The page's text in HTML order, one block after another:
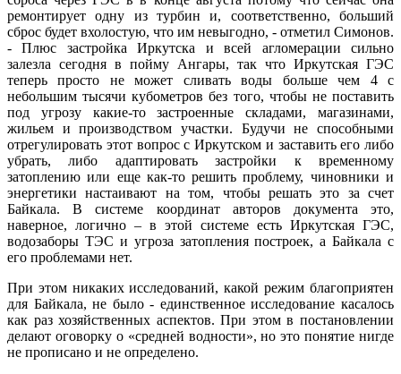
ремонтирует одну из турбин и, соответственно, больший
сброс будет вхолостую, что им невыгодно, - отметил Симонов.
- Плюс застройка Иркутска и всей агломерации сильно
залезла сегодня в пойму Ангары, так что Иркутская ГЭС
теперь просто не может сливать воды больше чем 4 с
небольшим тысячи кубометров без того, чтобы не поставить
под угрозу какие-то застроенные складами, магазинами,
жильем и производством участки. Будучи не способными
отрегулировать этот вопрос с Иркутском и заставить его либо
убрать, либо адаптировать застройки к временному
затоплению или еще как-то решить проблему, чиновники и
энергетики настаивают на том, чтобы решать это за счет
Байкала. В системе координат авторов документа это,
наверное, логично – в этой системе есть Иркутская ГЭС,
водозаборы ТЭС и угроза затопления построек, а Байкала с
его проблемами нет.
При этом никаких исследований, какой режим благоприятен
для Байкала, не было - единственное исследование касалось
как раз хозяйственных аспектов. При этом в постановлении
делают оговорку о «средней водности», но это понятие нигде
не прописано и не определено.